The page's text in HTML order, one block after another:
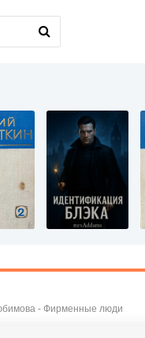
- Фирменные люди